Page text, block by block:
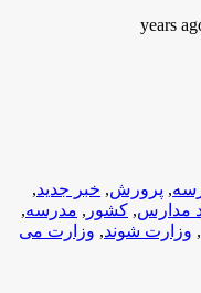
, پرورش, خبر جدید,
مدارس, کشور , مدرسه,
, وزارت شوند, وزارت می